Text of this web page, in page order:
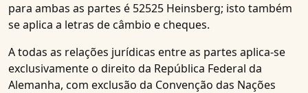
para ambas as partes é 52525 Heinsberg; isto também
se aplica a letras de câmbio e cheques.
A todas as relações jurídicas entre as partes aplica-se
exclusivamente o direito da República Federal da
Alemanha, com exclusão da Convenção das Nações